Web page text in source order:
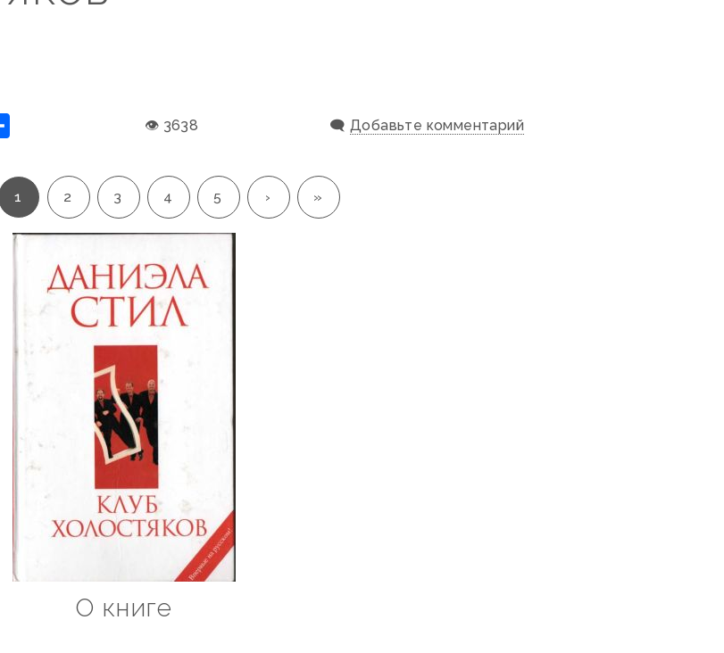
👁 3638 🗨️ Добавьте комментарий
1 2 3 4 5 › »
О книге